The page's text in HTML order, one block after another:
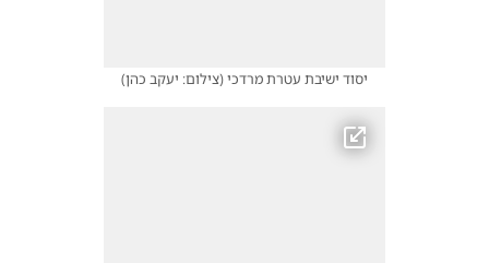
יסוד ישיבת עטרת מרדכי(צילום: יעקב כהן)